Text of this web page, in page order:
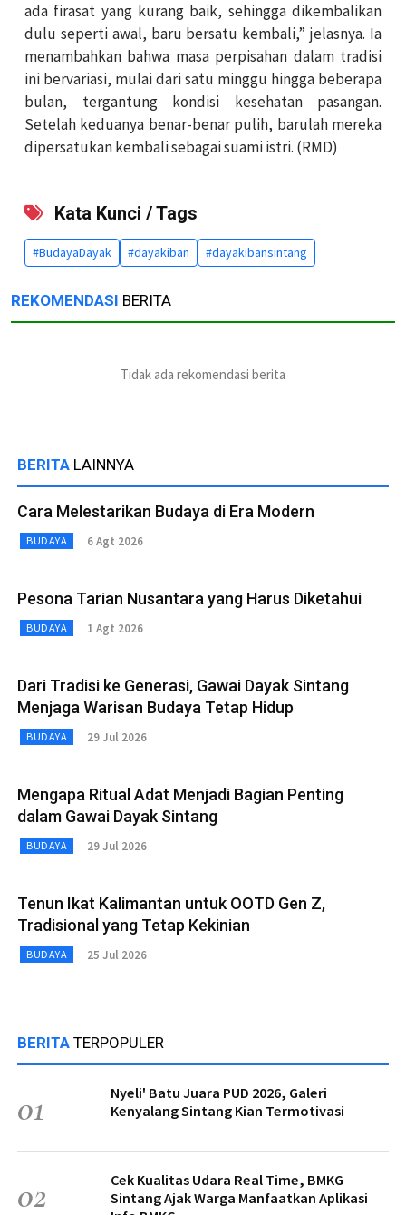
ada firasat yang kurang baik, sehingga dikembalikan
dulu seperti awal, baru bersatu kembali,” jelasnya. Ia
menambahkan bahwa masa perpisahan dalam tradisi
ini bervariasi, mulai dari satu minggu hingga beberapa
bulan, tergantung kondisi kesehatan pasangan.
Setelah keduanya benar-benar pulih, barulah mereka
dipersatukan kembali sebagai suami istri. (RMD)
Kata Kunci / Tags
#BudayaDayak #dayakiban #dayakibansintang
REKOMENDASI BERITA
Tidak ada rekomendasi berita
BERITA LAINNYA
Cara Melestarikan Budaya di Era Modern
BUDAYA 6 Agt 2026
Pesona Tarian Nusantara yang Harus Diketahui
BUDAYA 1 Agt 2026
Dari Tradisi ke Generasi, Gawai Dayak Sintang
Menjaga Warisan Budaya Tetap Hidup
BUDAYA 29 Jul 2026
Mengapa Ritual Adat Menjadi Bagian Penting
dalam Gawai Dayak Sintang
BUDAYA 29 Jul 2026
Tenun Ikat Kalimantan untuk OOTD Gen Z,
Tradisional yang Tetap Kekinian
BUDAYA 25 Jul 2026
BERITA TERPOPULER
01
Nyeli' Batu Juara PUD 2026, Galeri
Kenyalang Sintang Kian Termotivasi
02
Cek Kualitas Udara Real Time, BMKG
Sintang Ajak Warga Manfaatkan Aplikasi